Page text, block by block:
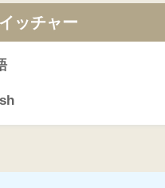
ッチャー